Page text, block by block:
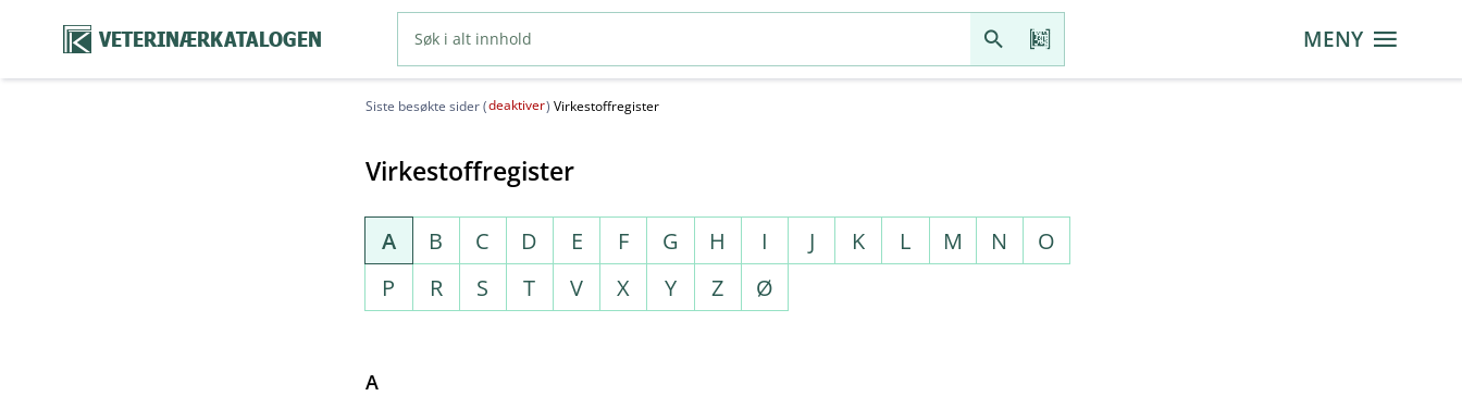
VETERINÆRKATALOGEN MENY
Siste besøkte sider (deaktiver) Virkestoffregister
Virkestoffregister
A B C D E F G H I J K L M N
O
P
R S T V X Y Z Ø
A